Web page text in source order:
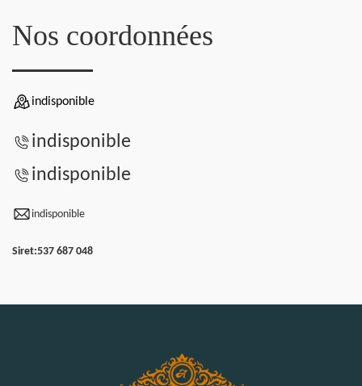
Nos coordonnées
indisponible
indisponible
indisponible
indisponible
Siret:537 687 048